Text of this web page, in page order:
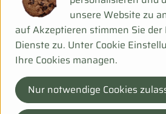
, Preis:
2,79 €/ 400g
SKYR Vanille 0,2% Fett
, Herkunft:
Deutschland, Referenzpreis:
6,97 €/ 1kg
Skyr
,
unsere Website zu
auf Akzeptieren stimmen Sie
Dienste zu. Unter Cookie
Ihre Cookies managen.
Nur notwendige Cookies